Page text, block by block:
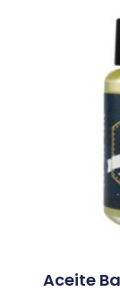
Aceite